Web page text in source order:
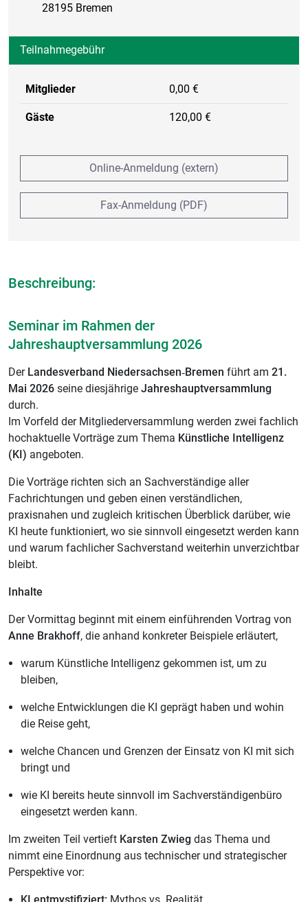
28195 Bremen
Teilnahmegebühr
Mitglieder 0,00 €
Gäste 120,00 €
Online-Anmeldung (extern)
Fax-Anmeldung (PDF)
Beschreibung:
Seminar im Rahmen der
Jahreshauptversammlung 2026
Der Landesverband Niedersachsen‑Bremen führt am 21.
Mai 2026 seine diesjährige Jahreshauptversammlung
durch.
Im Vorfeld der Mitgliederversammlung werden zwei fachlich
hochaktuelle Vorträge zum Thema Künstliche Intelligenz
(KI) angeboten.
Die Vorträge richten sich an Sachverständige aller
Fachrichtungen und geben einen verständlichen,
praxisnahen und zugleich kritischen Überblick darüber, wie
KI heute funktioniert, wo sie sinnvoll eingesetzt werden kann
und warum fachlicher Sachverstand weiterhin unverzichtbar
bleibt.
Inhalte
Der Vormittag beginnt mit einem einführenden Vortrag von
Anne Brakhoff, die anhand konkreter Beispiele erläutert,
warum Künstliche Intelligenz gekommen ist, um zu
bleiben,
welche Entwicklungen die KI geprägt haben und wohin
die Reise geht,
welche Chancen und Grenzen der Einsatz von KI mit sich
bringt und
wie KI bereits heute sinnvoll im Sachverständigenbüro
eingesetzt werden kann.
Im zweiten Teil vertieft Karsten Zwieg das Thema und
nimmt eine Einordnung aus technischer und strategischer
Perspektive vor: